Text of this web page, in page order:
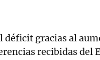
déficit gracias al
recibidas del